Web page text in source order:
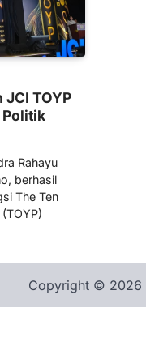
JCI TOYP
Rahayu
berhasil
The Ten
Copyright © 2026